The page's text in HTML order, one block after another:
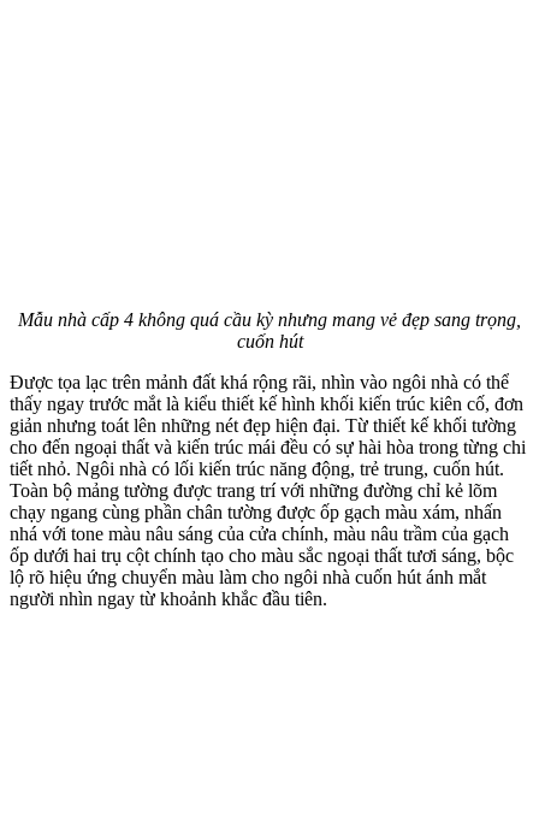
Mẫu nhà cấp 4 không quá cầu kỳ nhưng mang vẻ đẹp sang trọng,
cuốn hút
Được tọa lạc trên mảnh đất khá rộng rãi, nhìn vào ngôi nhà có thể
thấy ngay trước mắt là kiểu thiết kế hình khối kiến trúc kiên cố, đơn
giản nhưng toát lên những nét đẹp hiện đại. Từ thiết kế khối tường
cho đến ngoại thất và kiến trúc mái đều có sự hài hòa trong từng chi
tiết nhỏ. Ngôi nhà có lối kiến trúc năng động, trẻ trung, cuốn hút.
Toàn bộ mảng tường được trang trí với những đường chỉ kẻ lõm
chạy ngang cùng phần chân tường được ốp gạch màu xám, nhấn
nhá với tone màu nâu sáng của cửa chính, màu nâu trầm của gạch
ốp dưới hai trụ cột chính tạo cho màu sắc ngoại thất tươi sáng, bộc
lộ rõ hiệu ứng chuyển màu làm cho ngôi nhà cuốn hút ánh mắt
người nhìn ngay từ khoảnh khắc đầu tiên.